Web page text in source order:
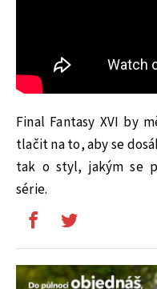
Final Fantasy XVI by
tlačit na to, aby se
tak o styl, jakým se
série.